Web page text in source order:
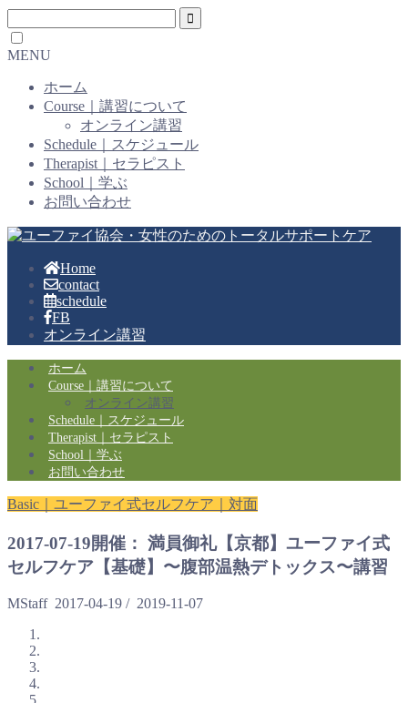
MENU
ホーム
Course｜講習について
オンライン講習
Schedule｜スケジュール
Therapist｜セラピスト
School｜学ぶ
お問い合わせ
Home
contact
schedule
FB
オンライン講習
ホーム
Course｜講習について
オンライン講習
Schedule｜スケジュール
Therapist｜セラピスト
School｜学ぶ
お問い合わせ
Basic｜ユーファイ式セルフケア｜対面
2017-07-19開催： 満員御礼【京都】ユーファイ式
セルフケア【基礎】〜腹部温熱デトックス〜講習
MStaff 2017-04-19 / 2019-11-07